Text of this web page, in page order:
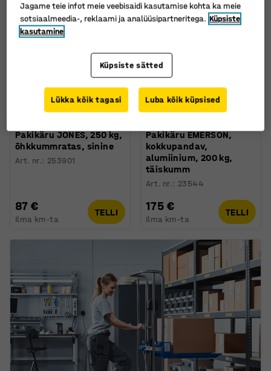
Pakikäru JONES, 250 kg,
õhkkummratas, sinine
Art. nr.: 253901
87 €
Ilma km-ta
TELLI
Pakikäru EMERSON,
kokkupandav,
alumiinium, 200 kg,
täiskumm
Art. nr.: 23544
175 €
Ilma km-ta
TELLI
Jagame teie infot meie veebisaidi kasutamise kohta ka meie
sotsiaalmeedia-, reklaami ja analüüsipartneritega. Küpsiste
kasutamine
Küpsiste sätted
Lükka kõik tagasi Luba kõik küpsised